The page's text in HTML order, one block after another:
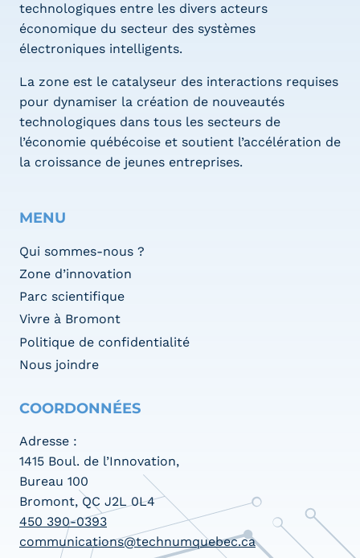
technologiques entre les divers acteurs
économique du secteur des systèmes
électroniques intelligents.
La zone est le catalyseur des interactions requises
pour dynamiser la création de nouveautés
technologiques dans tous les secteurs de
l’économie québécoise et soutient l’accélération de
la croissance de jeunes entreprises.
MENU
Qui sommes-nous ?
Zone d’innovation
Parc scientifique
Vivre à Bromont
Politique de confidentialité
Nous joindre
COORDONNÉES
Adresse :
1415 Boul. de l’Innovation,
Bureau 100
Bromont, QC J2L 0L4
450 390-0393
communications@technumquebec.ca